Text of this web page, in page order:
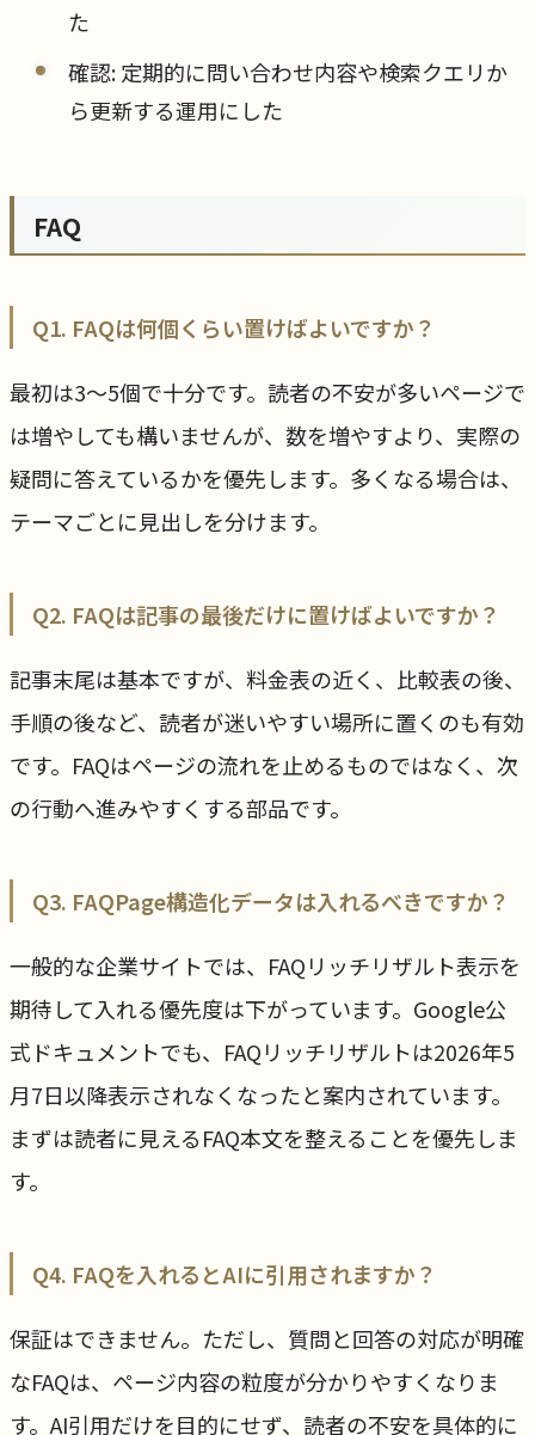
た
確認: 定期的に問い合わせ内容や検索クエリか
ら更新する運用にした
FAQ
Q1. FAQは何個くらい置けばよいですか？
最初は3〜5個で十分です。読者の不安が多いページで
は増やしても構いませんが、数を増やすより、実際の
疑問に答えているかを優先します。多くなる場合は、
テーマごとに見出しを分けます。
Q2. FAQは記事の最後だけに置けばよいですか？
記事末尾は基本ですが、料金表の近く、比較表の後、
手順の後など、読者が迷いやすい場所に置くのも有効
です。FAQはページの流れを止めるものではなく、次
の行動へ進みやすくする部品です。
Q3. FAQPage構造化データは入れるべきですか？
一般的な企業サイトでは、FAQリッチリザルト表示を
期待して入れる優先度は下がっています。Google公
式ドキュメントでも、FAQリッチリザルトは2026年5
月7日以降表示されなくなったと案内されています。
まずは読者に見えるFAQ本文を整えることを優先しま
す。
Q4. FAQを入れるとAIに引用されますか？
保証はできません。ただし、質問と回答の対応が明確
なFAQは、ページ内容の粒度が分かりやすくなりま
す。AI引用だけを目的にせず、読者の不安を具体的に